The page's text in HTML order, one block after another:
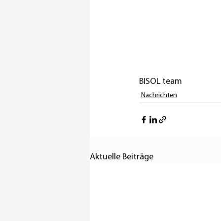
BISOL team
Nachrichten
Aktuelle Beiträge